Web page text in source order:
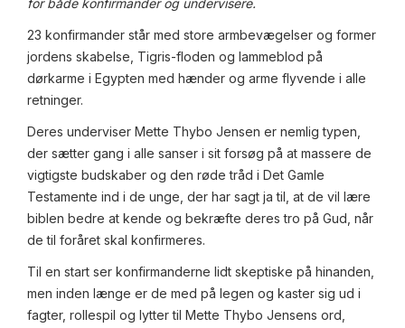
for både konfirmander og undervisere.
23 konfirmander står med store armbevægelser og former
jordens skabelse, Tigris-floden og lammeblod på
dørkarme i Egypten med hænder og arme flyvende i alle
retninger.
Deres underviser Mette Thybo Jensen er nemlig typen,
der sætter gang i alle sanser i sit forsøg på at massere de
vigtigste budskaber og den røde tråd i Det Gamle
Testamente ind i de unge, der har sagt ja til, at de vil lære
biblen bedre at kende og bekræfte deres tro på Gud, når
de til foråret skal konfirmeres.
Til en start ser konfirmanderne lidt skeptiske på hinanden,
men inden længe er de med på legen og kaster sig ud i
fagter, rollespil og lytter til Mette Thybo Jensens ord,